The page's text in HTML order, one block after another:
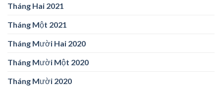
Tháng Hai 2021
Tháng Một 2021
Tháng Mười Hai 2020
Tháng Mười Một 2020
Tháng Mười 2020